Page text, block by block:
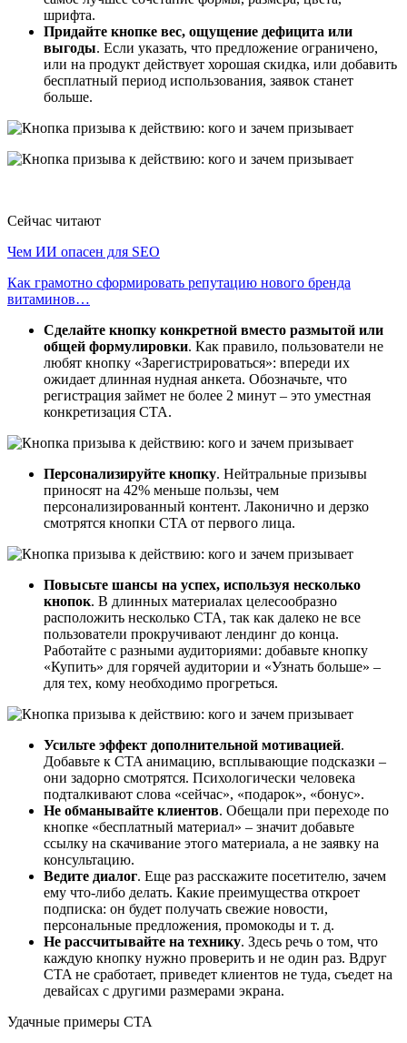
шрифта.
Придайте кнопке вес, ощущение дефицита или
выгоды. Если указать, что предложение ограничено,
или на продукт действует хорошая скидка, или добавить
бесплатный период использования, заявок станет
больше.
Сейчас читают
Чем ИИ опасен для SEO
Как грамотно сформировать репутацию нового бренда
витаминов…
Сделайте кнопку конкретной вместо размытой или
общей формулировки. Как правило, пользователи не
любят кнопку «Зарегистрироваться»: впереди их
ожидает длинная нудная анкета. Обозначьте, что
регистрация займет не более 2 минут – это уместная
конкретизация CTA.
Персонализируйте кнопку. Нейтральные призывы
приносят на 42% меньше пользы, чем
персонализированный контент. Лаконично и дерзко
смотрятся кнопки CTA от первого лица.
Повысьте шансы на успех, используя несколько
кнопок. В длинных материалах целесообразно
расположить несколько CTA, так как далеко не все
пользователи прокручивают лендинг до конца.
Работайте с разными аудиториями: добавьте кнопку
«Купить» для горячей аудитории и «Узнать больше» –
для тех, кому необходимо прогреться.
Усильте эффект дополнительной мотивацией.
Добавьте к CTA анимацию, всплывающие подсказки –
они задорно смотрятся. Психологически человека
подталкивают слова «сейчас», «подарок», «бонус».
Не обманывайте клиентов. Обещали при переходе по
кнопке «бесплатный материал» – значит добавьте
ссылку на скачивание этого материала, а не заявку на
консультацию.
Ведите диалог. Еще раз расскажите посетителю, зачем
ему что-либо делать. Какие преимущества откроет
подписка: он будет получать свежие новости,
персональные предложения, промокоды и т. д.
Не рассчитывайте на технику. Здесь речь о том, что
каждую кнопку нужно проверить и не один раз. Вдруг
CTA не сработает, приведет клиентов не туда, съедет на
девайсах с другими размерами экрана.
Удачные примеры CTA